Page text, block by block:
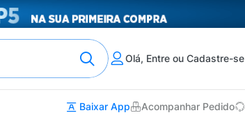
Olá, Entre ou Cadastre-se
Baixar App Acompanhar Pedido